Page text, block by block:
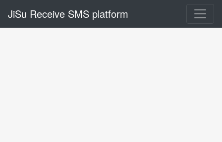
JiSu Receive SMS platform